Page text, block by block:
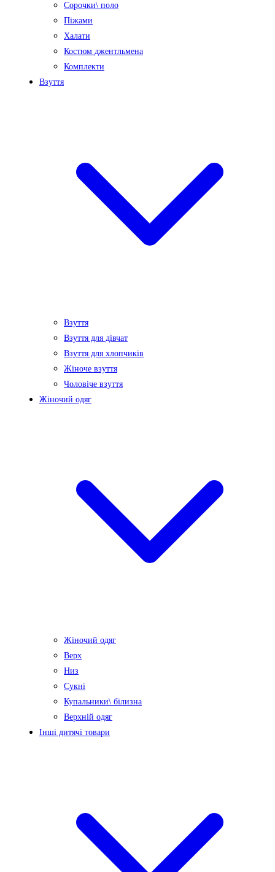
Сорочки\ поло
Піжами
Халати
Костюм джентльмена
Комплекти
Взуття
Взуття
Взуття для дівчат
Взуття для хлопчиків
Жіноче взуття
Чоловіче взуття
Жіночий одяг
Жіночий одяг
Верх
Низ
Сукні
Купальники\ білизна
Верхній одяг
Інші дитячі товари